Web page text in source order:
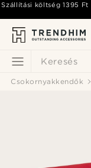
Keresés
Szállítási költség1395 Ft
Csokornyakkendők